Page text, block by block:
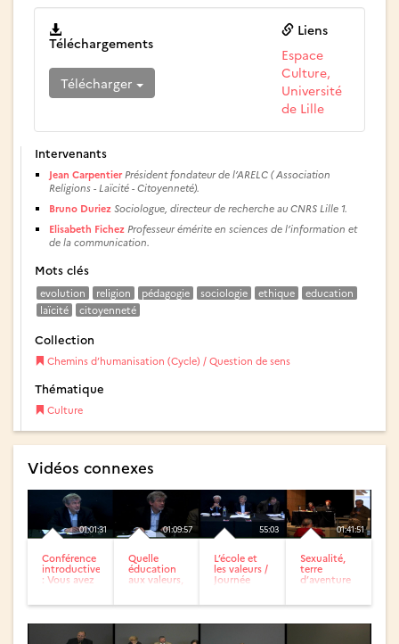
Téléchargements
Télécharger
Liens
Espace
Culture,
Université
de Lille
Intervenants
Jean Carpentier Président fondateur de l’ARELC ( Association
Religions - Laïcité - Citoyenneté).
Bruno Duriez Sociologue, directeur de recherche au CNRS Lille 1.
Elisabeth Fichez Professeur émérite en sciences de l’information et
de la communication.
Mots clés
evolution religion pédagogie sociologie ethique
education
laïcité
citoyenneté
Collection
Chemins d’humanisation (Cycle) / Question de sens
Thématique
Culture
Vidéos connexes
01:01:31
Conférence
introductive
: Vous avez
01:09:57
Quelle
éducation
aux valeurs,
cadre...
55:03
L’école et
les valeurs /
Journée
01:41:51
Sexualité,
terre
d’aventure